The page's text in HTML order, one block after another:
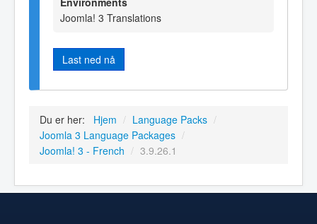
Joomla! 3 Translations
Last ned nå
Du er her: Hjem / Language Packs /
Joomla 3 Language Packages /
Joomla! 3 - French / 3.9.26.1